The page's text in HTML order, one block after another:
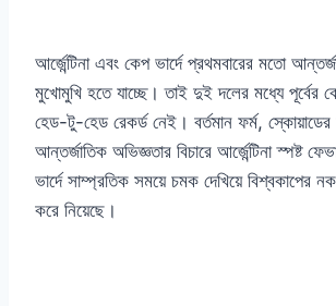
আর্জেন্টিনা এবং কেপ ভার্দে প্রথমবারের মতো
মুখোমুখি হতে যাচ্ছে। তাই দুই দলের মধ্যে পূর্বের
হেড-টু-হেড রেকর্ড নেই। বর্তমান ফর্ম, স্কোয়াডের
আন্তর্জাতিক অভিজ্ঞতার বিচারে আর্জেন্টিনা স্পষ্ট
ভার্দে সাম্প্রতিক সময়ে চমক দেখিয়ে বিশ্বকাপের
করে নিয়েছে।